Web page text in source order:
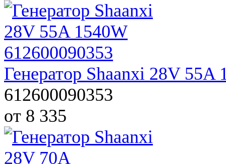
Генератор Shaanxi 28V 55A
612600090353
от 8 335